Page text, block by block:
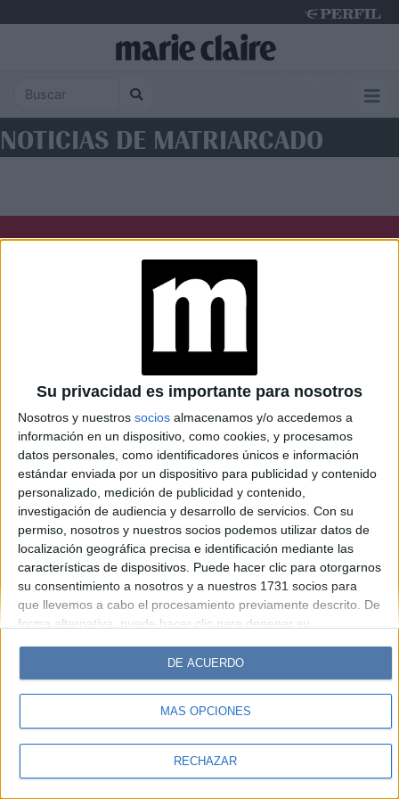
Su privacidad es importante para nosotros
Nosotros y nuestros socios almacenamos y/o accedemos a
información en un dispositivo, como cookies, y procesamos
datos personales, como identificadores únicos e información
estándar enviada por un dispositivo para publicidad y contenido
personalizado, medición de publicidad y contenido,
investigación de audiencia y desarrollo de servicios. Con su
permiso, nosotros y nuestros socios podemos utilizar datos de
localización geográfica precisa e identificación mediante las
características de dispositivos. Puede hacer clic para otorgarnos
su consentimiento a nosotros y a nuestros 1731 socios para
que llevemos a cabo el procesamiento previamente descrito. De
forma alternativa, puede hacer clic para denegar su
cambiar sus preferencias antes de otorgar su consentimiento.
Tenga en cuenta que algún procesamiento de sus datos
personales puede no requerir de su consentimiento, pero usted
tiene el derecho de rechazar tal procesamiento. Sus
sus preferencias o retirar su consentimiento en cualquier
MÁS OPCIONES
RECHAZAR
DE ACUERDO
NOTICIAS DE MATRIARCADO
Caras Noticias
Weekend Parabrisas
Look
Luz Mía Lunateen Break BATimes
© Perfil.com 2006-2019 - Todos los derechos reservados
Registro de Propiedad Intelectual: Nro. 5346433